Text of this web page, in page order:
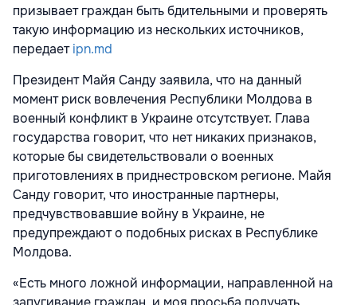
призывает граждан быть бдительными и проверять
такую информацию из нескольких источников,
передаетipn.md
Президент Майя Санду заявила, что на данный
момент риск вовлечения Республики Молдова в
военный конфликт в Украине отсутствует. Глава
государства говорит, что нет никаких признаков,
которые бы свидетельствовали о военных
приготовлениях в приднестровском регионе. Майя
Санду говорит, что иностранные партнеры,
предчувствовавшие войну в Украине, не
предупреждают о подобных рисках в Республике
Молдова.
«Есть много ложной информации, направленной на